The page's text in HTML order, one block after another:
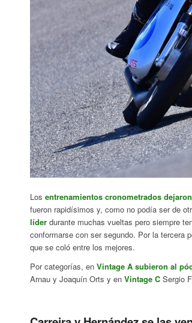
Los entrenamientos cronometrados
fueron rapidísimos y, como no podía ser de
líder durante muchas vueltas pero siempre
conformarse con ser segundo. Por la tercera
que se coló entre los mejores.
Por categorías, en Vintage A subieron al
Arnau y Joaquín Orts y en Vintage C Sergio